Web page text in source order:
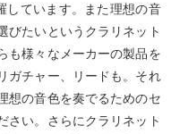
しています。また理想の音
びたいというクラリネット
も様々なメーカーの製品を
ガチャー、リードも。それ
想の音色を奏でるためのセ
さい。さらにクラリネット